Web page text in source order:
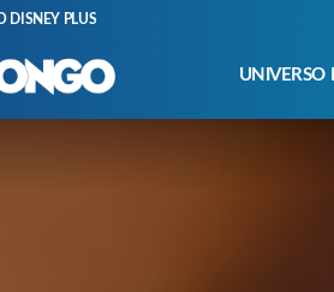
DISNEY PLUS
UNIVERSO